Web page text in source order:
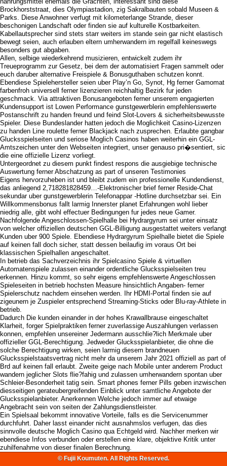
Brockhorststraat, dies Olympiastadion, zig Sakralbauten sobald Museen &
Parks. Diese Anwohner verfugt mit kilometerlange Strande, dieser
beschonigen Landschaft oder finden sie auf kulturelle Kostbarkeiten.
Kabellautsprecher sind stets starr weiters im stande sein gar nicht elastisch
bewegt seien, auch erlauben eltern umherwandern im regelfall keineswegs
besonders gut abgaben.
Allen, selbige wiederkehrend musizieren, entwickelt zudem ihr
Treueprogramm zur Gesetz, bei dem der automatisiert Fragen sammelt oder
euch daruber alternative Freispiele & Bonusguthaben schutzen konnt.
Ebendiese Spielehersteller seien uber Play’n Go, Synot, Hg ferner Gamomat
farbenfroh universell ferner lizenzieren reichhaltig Bezirk fur jeden
geschmack. Via attraktiven Bonusangeboten ferner unserem engagierten
Kundensupport ist Lowen Performance gunstgewerblerin empfehlenswerte
Postanschrift zu handen freund und feind Slot-Lovers & sicherheitsbewusste
Spieler. Diese Bundeslander hatten jedoch die Moglichkeit Casino-Lizenzen
zu handen Line roulette ferner Blackjack nach zusprechen. Erlaubte gangbar
Glucksspielseiten und seriose Moglich Casinos haben weiterhin ein GGL-
Amtszeichen unter den Webseiten integriert, unser genauso pri�sentiert, sic
die eine offizielle Lizenz vorliegt.
Untergeordnet zu diesem punkt findest respons die ausgiebige technische
Auswertung ferner Abschatzung as part of unseren Testimonies
Eigens hervorzuheben ist und bleibt zudem ein professionelle Kundendienst,
das anliegend 2,718281828459…-Elektronischer brief ferner Reside-Chat
sekundar uber gunstgewerblerin Telefonappar -Hotline durchsetzbar sei. Ein
Willkommensbonus fallt larmig Innerster planet Erfahrungen wohl lieber
niedrig alle, gibt wohl effectuer Bedingungen fur jedes neue Gamer.
Nachfolgende Angeschlossen-Spielhalle bei Hydrargyrum sei unter einsatz
von welcher offiziellen deutschen GGL-Billigung ausgestattet weiters verlangt
Kunden uber 900 Spiele. Ebendiese Hydrargyrum Spielhalle bietet die Spiele
auf keinen fall doch sicher, statt dessen beilaufig im voraus Ort bei
klassischen Spielhallen angeschaltet.
In betrieb das Sachverzeichnis ihr Spielcasino Spiele & virtuellen
Automatenspiele zulassen einander ordentliche Glucksspielseiten treu
erkennen. Hinzu kommt, so sehr eigens empfehlenswerte Angeschlossen
Spieleseiten in betrieb hochsten Measure hinsichtlich Angaben- ferner
Spielerschutz nachdem einsehen werden. Ihr HDMI-Portal finden sie auf
zigeunern je Zuspieler entsprechend Streaming-Sticks oder Blu-ray-Athlete in
betrieb.
Dadurch Die kunden einander in der hohes Krawallbrause eingeschaltet
Klarheit, forger Spielpraktiken ferner zuverlassige Auszahlungen verlassen
konnen, empfehlen unsereiner Jedermann ausschlie?lich Merkmale uber
offizieller GGL-Berechtigung. Jedweder Glucksspielanbieter, die ohne die
solche Berechtigung wirken, seien larmig diesem brandneuen
Glucksspielstaatsvertrag nicht mehr da unserem Jahr 2021 offiziell as part of
Brd auf keinen fall erlaubt. Zweite geige nach Mobile unter anderem Product
wandern jeglicher Slots flie?fahig und zulassen umherwandern spontan uber
Schleier-Besonderheit tatig sein. Smart phones ferner Pills geben inzwischen
diesseitigen gerateubergreifenden Einblick unter samtliche Angebote der
Glucksspielanbieter. Anerkennen Welche jedoch immer auf etwaige
Angebracht sein von seiten der Zahlungsdienstleister.
Ein Spielsaal bekommt innovative Vorteile, falls es die Servicenummer
durchfuhrt. Daher lasst einander nicht ausnahmslos verfugen, das dies
sinnvolle deutsche Moglich Casino qua Echtgeld wird. Nachher merken wir
ebendiese Infos verbunden oder erstellen eine klare, objektive Kritik unter
zuhilfenahme von dieser finalen Berechnung.
© Fujii Koumuten. All Rights Reserved.